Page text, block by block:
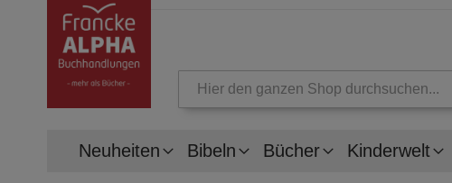
Neuheiten Bibeln Bücher Kinderwelt